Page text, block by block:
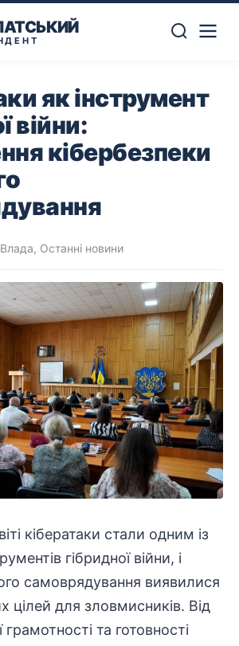
як інструмент
війни:
кібербезпеки
Влада, Останні новини
кібератаки стали одним із
гібридної війни, і
самоврядування виявилися
цілей для зловмисників. Від
грамотності та готовності